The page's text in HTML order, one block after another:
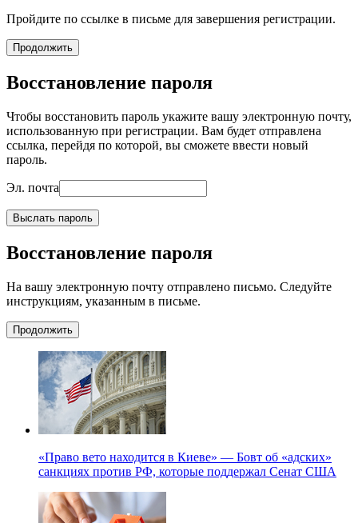
Пройдите по ссылке в письме для завершения регистрации.
Продолжить
Восстановление пароля
Чтобы восстановить пароль укажите вашу электронную почту,
использованную при регистрации. Вам будет отправлена
ссылка, перейдя по которой, вы сможете ввести новый
пароль.
Эл. почта
Выслать пароль
Восстановление пароля
На вашу электронную почту отправлено письмо. Следуйте
инструкциям, указанным в письме.
Продолжить
«Право вето находится в Киеве» — Бовт об «адских»
санкциях против РФ, которые поддержал Сенат США